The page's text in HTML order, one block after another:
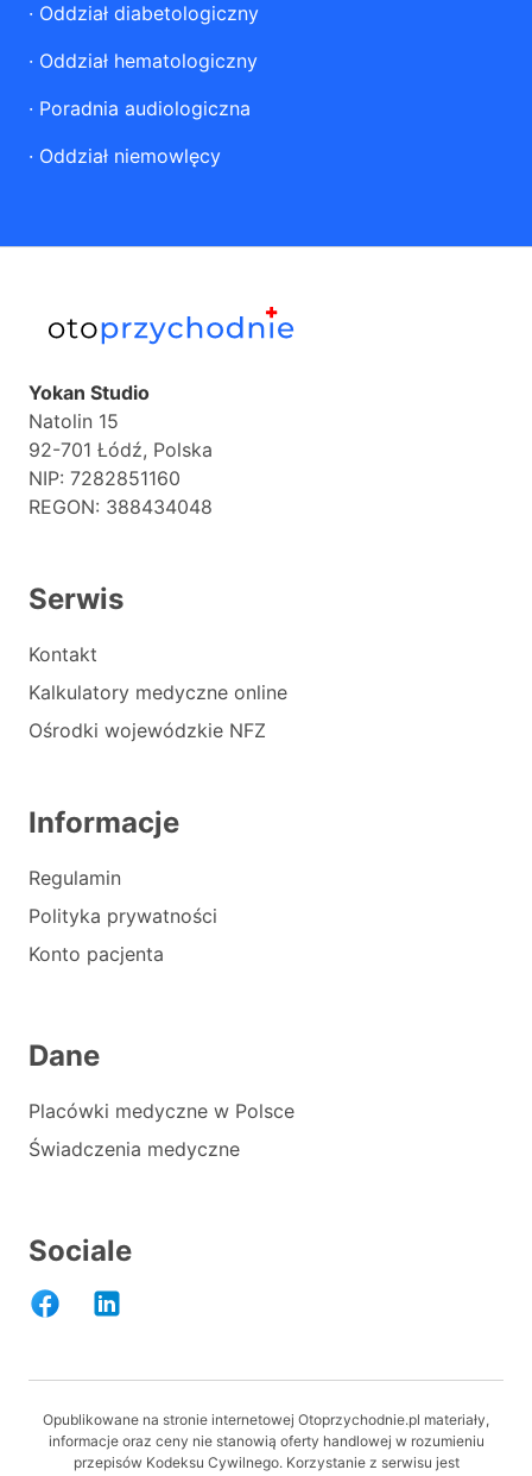
· Oddział diabetologiczny
· Oddział hematologiczny
· Poradnia audiologiczna
· Oddział niemowlęcy
Yokan Studio
Natolin 15
92-701 Łódź, Polska
NIP: 7282851160
REGON: 388434048
Serwis
Kontakt
Kalkulatory medyczne online
Ośrodki wojewódzkie NFZ
Informacje
Regulamin
Polityka prywatności
Konto pacjenta
Dane
Placówki medyczne w Polsce
Świadczenia medyczne
Sociale
Opublikowane na stronie internetowej Otoprzychodnie.pl materiały,
informacje oraz ceny nie stanowią oferty handlowej w rozumieniu
przepisów Kodeksu Cywilnego. Korzystanie z serwisu jest